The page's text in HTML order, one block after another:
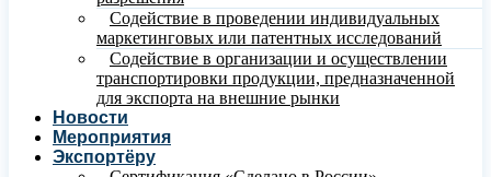
Содействие в проведении индивидуальных
маркетинговых или патентных исследований
Содействие в организации и осуществлении
транспортировки продукции, предназначенной
для экспорта на внешние рынки
Новости
Мероприятия
Экспортёру